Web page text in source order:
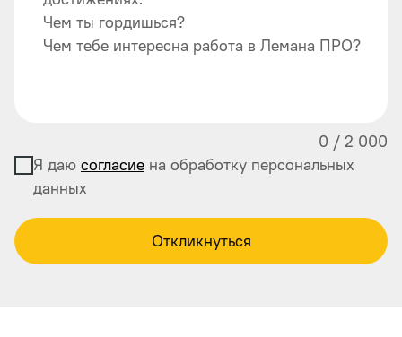
Чем ты гордишься?
Чем тебе интересна работа в Лемана ПРО?
0 / 2 000
Я даю согласие на обработку персональных
данных
Откликнуться